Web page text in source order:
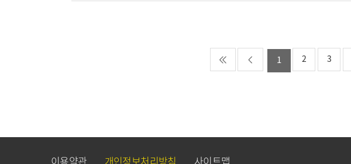
1 2 3
이용약관 개인정보처리방침 사이트맵